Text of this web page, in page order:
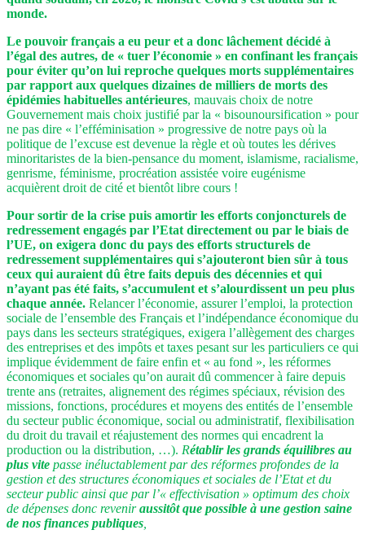
monde.
Le pouvoir français a eu peur et a donc lâchement décidé à
l’égal des autres, de « tuer l’économie » en confinant les français
pour éviter qu’on lui reproche quelques morts supplémentaires
par rapport aux quelques dizaines de milliers de morts des
épidémies habituelles antérieures, mauvais choix de notre
Gouvernement mais choix justifié par la « bisounoursification » pour
ne pas dire « l’efféminisation » progressive de notre pays où la
politique de l’excuse est devenue la règle et où toutes les dérives
minoritaristes de la bien-pensance du moment, islamisme, racialisme,
genrisme, féminisme, procréation assistée voire eugénisme
acquièrent droit de cité et bientôt libre cours !
Pour sortir de la crise puis amortir les efforts conjoncturels de
redressement engagés par l’Etat directement ou par le biais de
l’UE, on exigera donc du pays des efforts structurels de
redressement supplémentaires qui s’ajouteront bien sûr à tous
ceux qui auraient dû être faits depuis des décennies et qui
n’ayant pas été faits, s’accumulent et s’alourdissent un peu plus
chaque année. Relancer l’économie, assurer l’emploi, la protection
sociale de l’ensemble des Français et l’indépendance économique du
pays dans les secteurs stratégiques, exigera l’allègement des charges
des entreprises et des impôts et taxes pesant sur les particuliers ce qui
implique évidemment de faire enfin et « au fond », les réformes
économiques et sociales qu’on aurait dû commencer à faire depuis
trente ans (retraites, alignement des régimes spéciaux, révision des
missions, fonctions, procédures et moyens des entités de l’ensemble
du secteur public économique, social ou administratif, flexibilisation
du droit du travail et réajustement des normes qui encadrent la
production ou la distribution, …). Rétablir les grands équilibres au
plus vite passe inéluctablement par des réformes profondes de la
gestion et des structures économiques et sociales de l’Etat et du
secteur public ainsi que par l’« effectivisation » optimum des choix
de dépenses donc reveniraussitôt que possible à une gestion saine
de nos finances publiques,